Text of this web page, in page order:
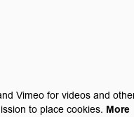
Vimeo for videos and
to place cookies. More